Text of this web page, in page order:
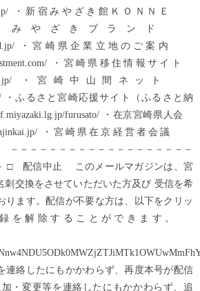
・新宿みやざき館ＫＯＮＮＥ
・みやざきブランド
・宮崎県企業立地のご案内
・宮崎県移住情報サイト
・宮崎中山間ネット
・ふるさと宮崎応援サイト（ふるさと納
furusato/ ・在京宮崎県人会
kenjinkai.jp/ ・宮崎県在京経営者会議
－－－－－－－－－－－－－－－－－－－
□ 配信中止 このメールマガジンは、宮
刺交換をさせていただいた方及び 受信を希
ります。配信が不要な方は、以下をクリッ
を解除することができます。
絡したにもかかわらず、再度本号が配信
・変更等を連絡したにもかかわらず、追